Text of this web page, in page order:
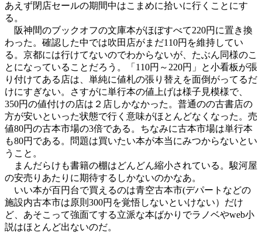
あえず閉店セールの期間中はこまめに拾いに行くことにす
る。
阪神間のブックオフの文庫本がほぼすべて220円に置き換
わった。確認した中では吹田店がまだ110円を維持してい
る。京都には行けてないのでわからないが、たぶん同様のこ
とになっていることだろう。「110円～220円」と小看板が張
り付けてある店は、単純に値札の張り替えを面倒がってるだ
けにすぎない。さすがに単行本の値上げは様子見模様で、
350円の値付けの店は２店しかなかった。普通のの古書店の
方が安いといった状態で行く意味がほとんどなくなった。売
値80円の古本市場の3倍である。ちなみに古本市場は単行本
も80円である。問題は買いたい本が本当にみつからないとい
うこと。
まんだらけも書籍の棚はどんどん縮小されている。駿河屋
の安売りあたりに期待するしかないのかなあ。
いい本が百円台で買えるのは青空古本市(デパートなどの
施設内古本市は原則300円を覚悟しないといけない）だけ
ど、あそこって強面てする立派な本ばかりでラノベやweb小
説はほとんど出ないのだ。